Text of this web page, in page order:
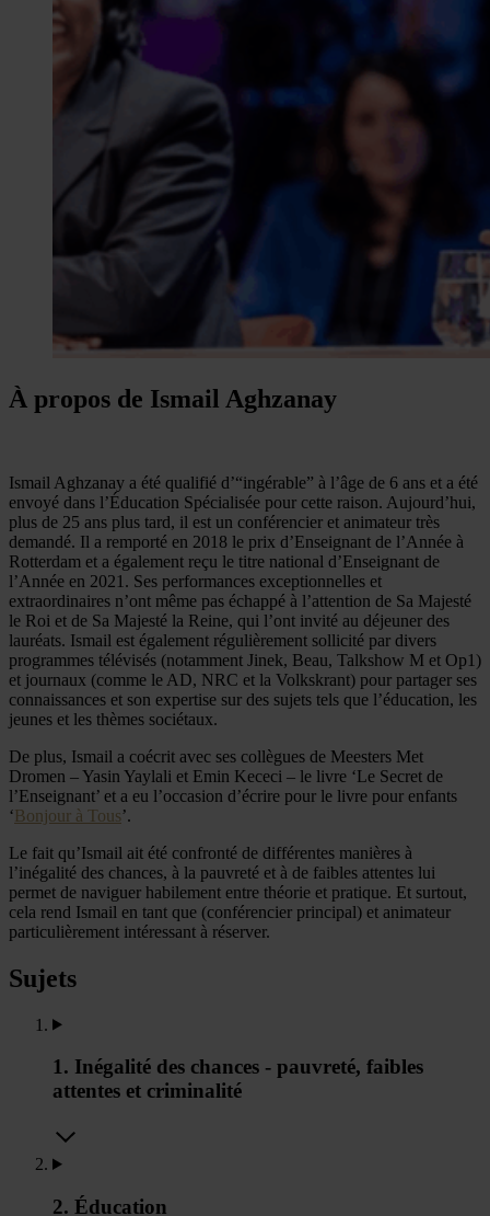
À propos de Ismail Aghzanay
Ismail Aghzanay a été qualifié d’“ingérable” à l’âge de 6 ans et a été
envoyé dans l’Éducation Spécialisée pour cette raison. Aujourd’hui,
plus de 25 ans plus tard, il est un conférencier et animateur très
demandé. Il a remporté en 2018 le prix d’Enseignant de l’Année à
Rotterdam et a également reçu le titre national d’Enseignant de
l’Année en 2021. Ses performances exceptionnelles et
extraordinaires n’ont même pas échappé à l’attention de Sa Majesté
le Roi et de Sa Majesté la Reine, qui l’ont invité au déjeuner des
lauréats. Ismail est également régulièrement sollicité par divers
programmes télévisés (notamment Jinek, Beau, Talkshow M et Op1)
et journaux (comme le AD, NRC et la Volkskrant) pour partager ses
connaissances et son expertise sur des sujets tels que l’éducation, les
jeunes et les thèmes sociétaux.
De plus, Ismail a coécrit avec ses collègues de Meesters Met
Dromen – Yasin Yaylali et Emin Kececi – le livre ‘Le Secret de
l’Enseignant’ et a eu l’occasion d’écrire pour le livre pour enfants
‘Bonjour à Tous’.
Le fait qu’Ismail ait été confronté de différentes manières à
l’inégalité des chances, à la pauvreté et à de faibles attentes lui
permet de naviguer habilement entre théorie et pratique. Et surtout,
cela rend Ismail en tant que (conférencier principal) et animateur
particulièrement intéressant à réserver.
Sujets
1. Inégalité des chances - pauvreté, faibles
attentes et criminalité
2. Éducation